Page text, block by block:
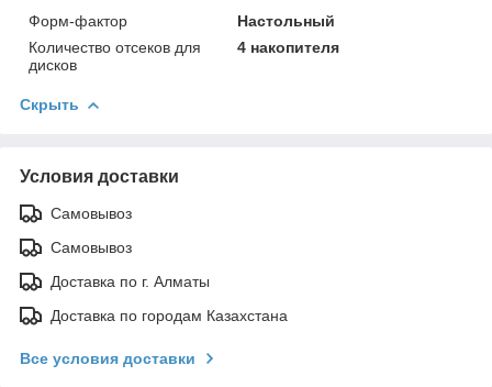
Форм-фактор
Настольный
Количество отсеков для
дисков
4 накопителя
Скрыть
Условия доставки
Самовывоз
Самовывоз
Доставка по г. Алматы
Доставка по городам Казахстана
Все условия доставки